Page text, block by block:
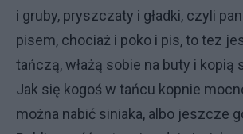
i gruby, pryszczaty i gładki, czyli
pisem, chociaż i poko i pis, to tez
tańczą, włażą sobie na buty i kopią
Jak się kogoś w tańcu kopnie
można nabić siniaka, albo jeszcze